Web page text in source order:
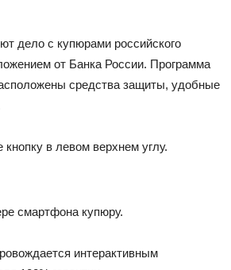
дело с купюрами российского
от Банка России. Программа
средства защиты, удобные
в левом верхнем углу.
смартфона купюру.
интерактивным